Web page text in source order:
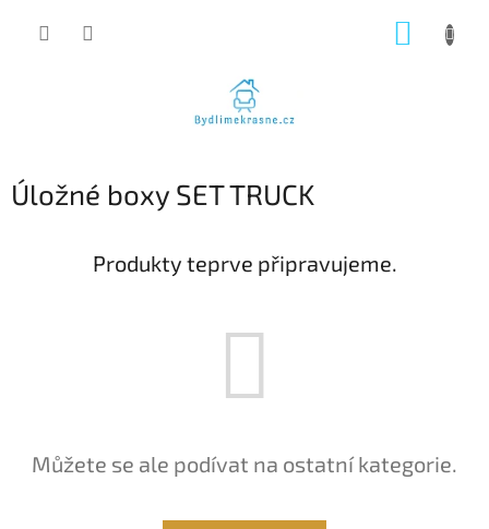
Úložné boxy SET TRUCK
Produkty teprve připravujeme.
Můžete se ale podívat na ostatní kategorie.